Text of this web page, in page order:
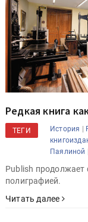
Редкая книга
ТЕГИ История |
Паялиной
Publish продолжает
полиграфией.
Читать далее